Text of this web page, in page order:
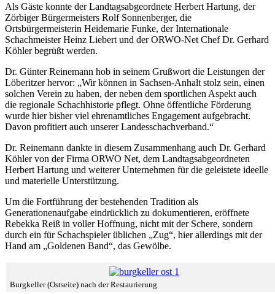
Als Gäste konnte der Landtagsabgeordnete Herbert Hartung, der
Zörbiger Bürgermeisters Rolf Sonnenberger, die
Ortsbürgermeisterin Heidemarie Funke, der Internationale
Schachmeister Heinz Liebert und der ORWO-Net Chef Dr. Gerhard
Köhler begrüßt werden.
Dr. Günter Reinemann hob in seinem Grußwort die Leistungen der
Löberitzer hervor: „Wir können in Sachsen-Anhalt stolz sein, einen
solchen Verein zu haben, der neben dem sportlichen Aspekt auch
die regionale Schachhistorie pflegt. Ohne öffentliche Förderung
wurde hier bisher viel ehrenamtliches Engagement aufgebracht.
Davon profitiert auch unserer Landesschachverband.“
Dr. Reinemann dankte in diesem Zusammenhang auch Dr. Gerhard
Köhler von der Firma ORWO Net, dem Landtagsabgeordneten
Herbert Hartung und weiterer Unternehmen für die geleistete ideelle
und materielle Unterstützung.
Um die Fortführung der bestehenden Tradition als
Generationenaufgabe eindrücklich zu dokumentieren, eröffnete
Rebekka Reiß in voller Hoffnung, nicht mit der Schere, sondern
durch ein für Schachspieler üblichen „Zug“, hier allerdings mit der
Hand am „Goldenen Band“, das Gewölbe.
Burgkeller (Ostseite) nach der Restaurierung